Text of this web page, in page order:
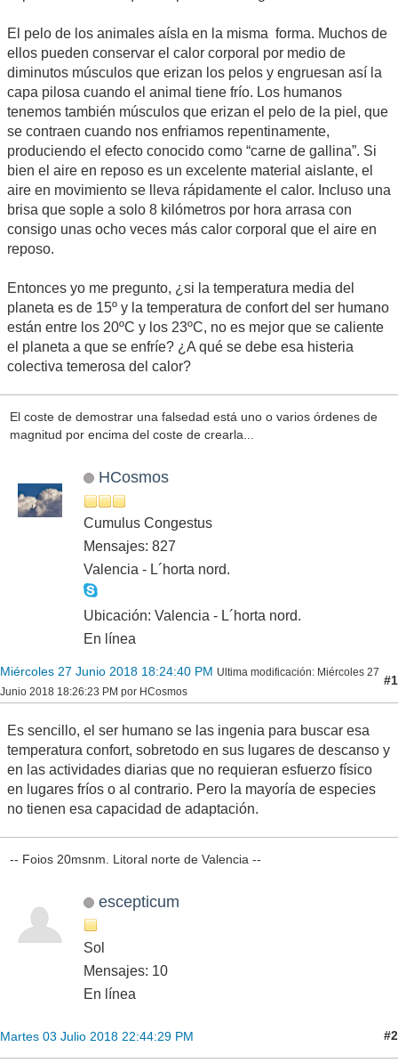
El pelo de los animales aísla en la misma forma. Muchos de
ellos pueden conservar el calor corporal por medio de
diminutos músculos que erizan los pelos y engruesan así la
capa pilosa cuando el animal tiene frío. Los humanos
tenemos también músculos que erizan el pelo de la piel, que
se contraen cuando nos enfriamos repentinamente,
produciendo el efecto conocido como “carne de gallina”. Si
bien el aire en reposo es un excelente material aislante, el
aire en movimiento se lleva rápidamente el calor. Incluso una
brisa que sople a solo 8 kilómetros por hora arrasa con
consigo unas ocho veces más calor corporal que el aire en
reposo.
Entonces yo me pregunto, ¿si la temperatura media del
planeta es de 15º y la temperatura de confort del ser humano
están entre los 20ºC y los 23ºC, no es mejor que se caliente
el planeta a que se enfríe? ¿A qué se debe esa histeria
colectiva temerosa del calor?
El coste de demostrar una falsedad está uno o varios órdenes de
magnitud por encima del coste de crearla...
HCosmos
Cumulus Congestus
Mensajes: 827
Valencia - L´horta nord.
Ubicación: Valencia - L´horta nord.
En línea
Miércoles 27 Junio 2018 18:24:40 PM Ultima modificación: Miércoles 27
Junio 2018 18:26:23 PM por HCosmos
#1
Es sencillo, el ser humano se las ingenia para buscar esa
temperatura confort, sobretodo en sus lugares de descanso y
en las actividades diarias que no requieran esfuerzo físico
en lugares fríos o al contrario. Pero la mayoría de especies
no tienen esa capacidad de adaptación.
-- Foios 20msnm. Litoral norte de Valencia --
escepticum
Sol
Mensajes: 10
En línea
Martes 03 Julio 2018 22:44:29 PM #2